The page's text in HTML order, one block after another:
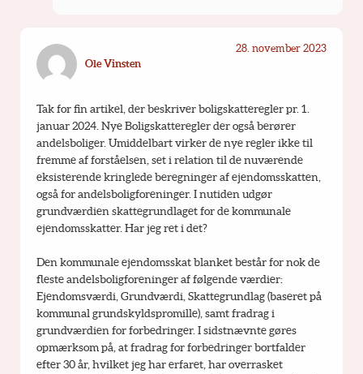
Ole Vinsten
28. november 2023
Tak for fin artikel, der beskriver boligskatteregler pr. 1.
januar 2024. Nye Boligskatteregler der også berører
andelsboliger. Umiddelbart virker de nye regler ikke til
fremme af forståelsen, set i relation til de nuværende
eksisterende kringlede beregninger af ejendomsskatten,
også for andelsboligforeninger. I nutiden udgør
grundværdien skattegrundlaget for de kommunale
ejendomsskatter. Har jeg ret i det?
Den kommunale ejendomsskat blanket består for nok de
fleste andelsboligforeninger af følgende værdier:
Ejendomsværdi, Grundværdi, Skattegrundlag (baseret på
kommunal grundskyldspromille), samt fradrag i
grundværdien for forbedringer. I sidstnævnte gøres
opmærksom på, at fradrag for forbedringer bortfalder
efter 30 år, hvilket jeg har erfaret, har overrasket